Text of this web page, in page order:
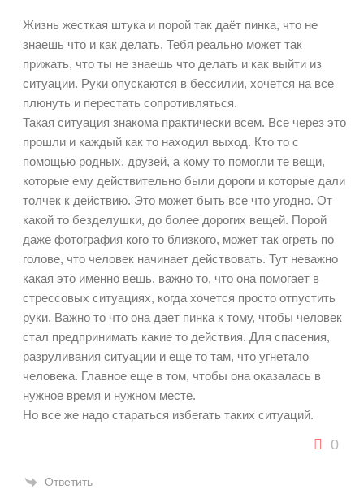
Жизнь жесткая штука и порой так даёт пинка, что не
знаешь что и как делать. Тебя реально может так
прижать, что ты не знаешь что делать и как выйти из
ситуации. Руки опускаются в бессилии, хочется на все
плюнуть и перестать сопротивляться.
Такая ситуация знакома практически всем. Все через это
прошли и каждый как то находил выход. Кто то с
помощью родных, друзей, а кому то помогли те вещи,
которые ему действительно были дороги и которые дали
толчек к действию. Это может быть все что угодно. От
какой то безделушки, до более дорогих вещей. Порой
даже фотография кого то близкого, может так огреть по
голове, что человек начинает действовать. Тут неважно
какая это именно вешь, важно то, что она помогает в
стрессовых ситуациях, когда хочется просто отпустить
руки. Важно то что она дает пинка к тому, чтобы человек
стал предпринимать какие то действия. Для спасения,
разруливания ситуации и еще то там, что угнетало
человека. Главное еще в том, чтобы она оказалась в
нужное время и нужном месте.
Но все же надо стараться избегать таких ситуаций.
0
Ответить